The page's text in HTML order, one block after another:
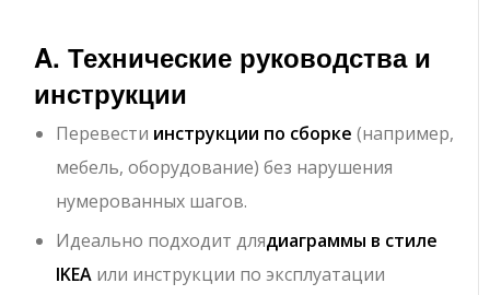
A. Технические руководства и
инструкции
Перевести инструкции по сборке (например,
мебель, оборудование) без нарушения
нумерованных шагов.
Идеально подходит длядиаграммы в стиле
IKEA или инструкции по эксплуатации